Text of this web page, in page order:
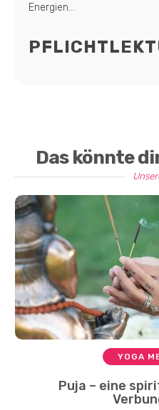
Energien...
Das könnte
YOGA
Puja – eine